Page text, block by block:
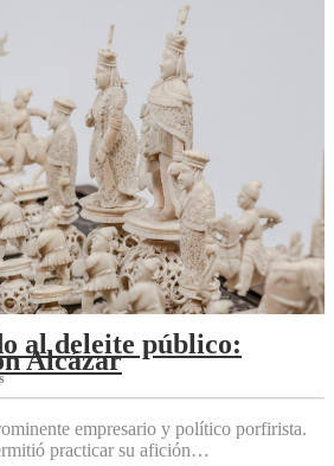
al deleite público:
Alcázar
empresario y político porfirista.
practicar su afición…